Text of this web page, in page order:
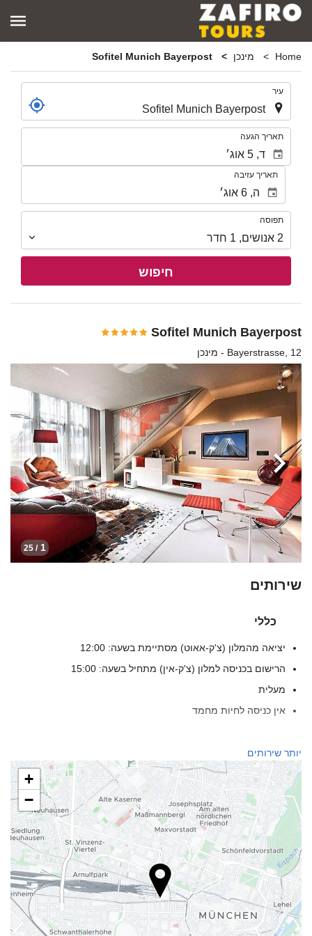
Home מינכן
עיר
תאריך הגעה
תאריך עזיבה
תפוסה
תפוסה
2 אנושים,
1 חדר
חיפוש
Sofitel Munich Bayerpost
Bayerstrasse, 12 - מינכן
1
/ 25
הקודמת הבא
שירותים
כללי
יציאה מהמלון (צ'ק-אאוט) מסתיימת בשעה: 12:00
הרישום בכניסה למלון (צ'ק-אין) מתחיל בשעה: 15:00
מעלית
אין כניסה לחיות מחמד
ספא
חמאם
סאונה
מכון כושר
שירותי קבלה
דלפק קבלה 24 שעות ביממה
אחסון מטען
יותר שירותים
+
−